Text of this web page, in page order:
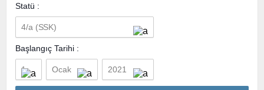
Statü :
Başlangıç Tarihi :